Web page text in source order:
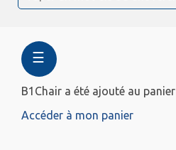
☰
B1Chair a été ajouté au panier
Accéder à mon panier